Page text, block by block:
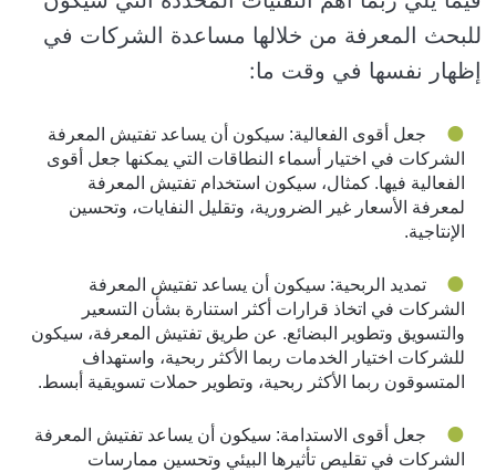
للبحث المعرفة من خلالها مساعدة الشركات في
إظهار نفسها في وقت ما:
جعل أقوى الفعالية: سيكون أن يساعد تفتيش المعرفة
الشركات في اختيار أسماء النطاقات التي يمكنها جعل أقوى
الفعالية فيها. كمثال، سيكون استخدام تفتيش المعرفة
لمعرفة الأسعار غير الضرورية، وتقليل النفايات، وتحسين
الإنتاجية.
تمديد الربحية: سيكون أن يساعد تفتيش المعرفة
الشركات في اتخاذ قرارات أكثر استنارة بشأن التسعير
والتسويق وتطوير البضائع. عن طريق تفتيش المعرفة، سيكون
للشركات اختيار الخدمات ربما الأكثر ربحية، واستهداف
المتسوقون ربما الأكثر ربحية، وتطوير حملات تسويقية أبسط.
جعل أقوى الاستدامة: سيكون أن يساعد تفتيش المعرفة
الشركات في تقليص تأثيرها البيئي وتحسين ممارسات